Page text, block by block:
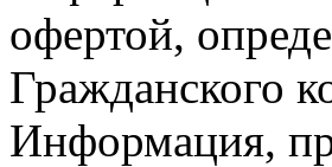
офертой,
Гражданского
Информация,